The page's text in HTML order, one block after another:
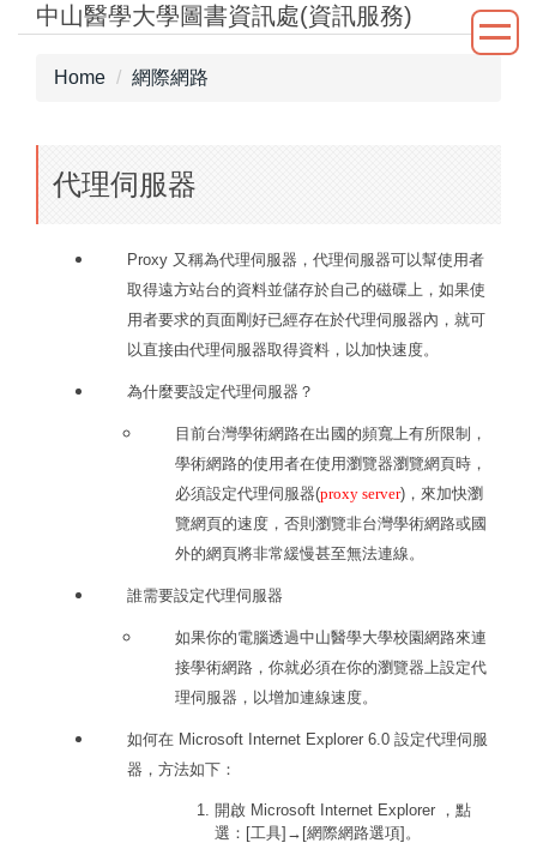
Jump中山醫學大學圖書資訊處(資訊服務)
Home 網際網路
代理伺服器
Proxy 又稱為代理伺服器，代理伺服器可以幫使用者
取得遠方站台的資料並儲存於自己的磁碟上，如果使
用者要求的頁面剛好已經存在於代理伺服器內，就可
以直接由代理伺服器取得資料，以加快速度。
為什麼要設定代理伺服器？
目前台灣學術網路在出國的頻寬上有所限制，
學術網路的使用者在使用瀏覽器瀏覽網頁時，
必須設定代理伺服器(proxy server)，來加快瀏
覽網頁的速度，否則瀏覽非台灣學術網路或國
外的網頁將非常緩慢甚至無法連線。
誰需要設定代理伺服器
如果你的電腦透過中山醫學大學校園網路來連
接學術網路，你就必須在你的瀏覽器上設定代
理伺服器，以增加連線速度。
如何在 Microsoft Internet Explorer 6.0設定代理伺服
器，方法如下：
開啟 Microsoft Internet Explorer ，點
選：[工具]→[網際網路選項]。